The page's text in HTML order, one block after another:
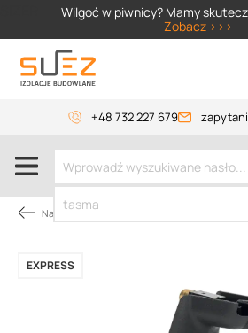
Wilgoć w piwnicy? Mamy
Zobacz >>>
+48 732 227 679
Narzędzia dekarskie
EXPRESS